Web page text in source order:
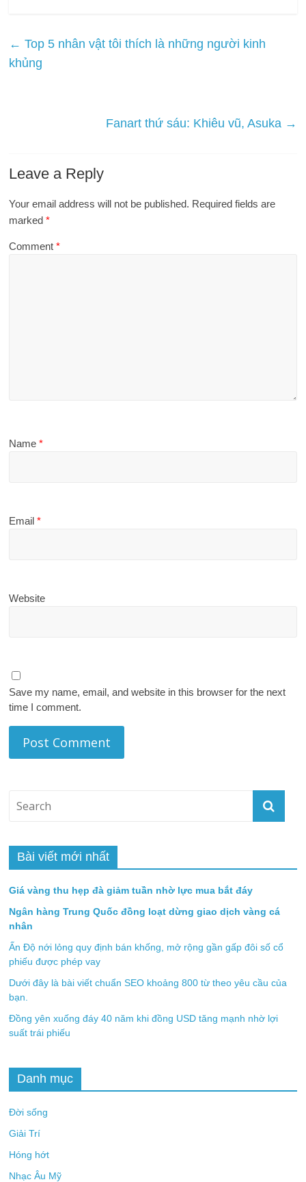
← Top 5 nhân vật tôi thích là những người kinh
khủng
Fanart thứ sáu: Khiêu vũ, Asuka →
Leave a Reply
Your email address will not be published. Required fields are
marked*
Comment*
Name*
Email*
Website
Save my name, email, and website in this browser for the next
time I comment.
Bài viết mới nhất
Giá vàng thu hẹp đà giảm tuần nhờ lực mua bắt đáy
Ngân hàng Trung Quốc đồng loạt dừng giao dịch vàng cá
nhân
Ấn Độ nới lỏng quy định bán khống, mở rộng gần gấp đôi số cổ
phiếu được phép vay
Dưới đây là bài viết chuẩn SEO khoảng 800 từ theo yêu cầu của
bạn.
Đồng yên xuống đáy 40 năm khi đồng USD tăng mạnh nhờ lợi
suất trái phiếu
Danh mục
Đời sống
Giải Trí
Hóng hớt
Nhạc Âu Mỹ